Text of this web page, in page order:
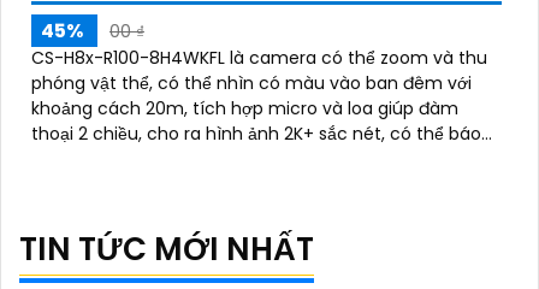
45%
00 ₫
CS-H8x-R100-8H4WKFL là camera có thể zoom và thu
phóng vật thể, có thể nhìn có màu vào ban đêm với
khoảng cách 20m, tích hợp micro và loa giúp đàm
thoại 2 chiều, cho ra hình ảnh 2K+ sắc nét, có thể báo
TIN TỨC MỚI NHẤT